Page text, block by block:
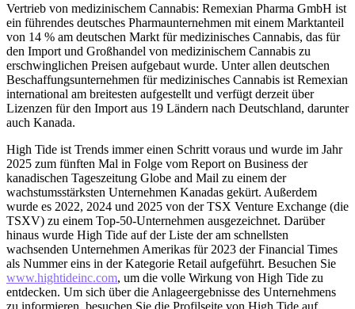
Vertrieb von medizinischem Cannabis: Remexian Pharma GmbH ist
ein führendes deutsches Pharmaunternehmen mit einem Marktanteil
von 14 % am deutschen Markt für medizinisches Cannabis, das für
den Import und Großhandel von medizinischem Cannabis zu
erschwinglichen Preisen aufgebaut wurde. Unter allen deutschen
Beschaffungsunternehmen für medizinisches Cannabis ist Remexian
international am breitesten aufgestellt und verfügt derzeit über
Lizenzen für den Import aus 19 Ländern nach Deutschland, darunter
auch Kanada.
High Tide ist Trends immer einen Schritt voraus und wurde im Jahr
2025 zum fünften Mal in Folge vom Report on Business der
kanadischen Tageszeitung Globe and Mail zu einem der
wachstumsstärksten Unternehmen Kanadas gekürt. Außerdem
wurde es 2022, 2024 und 2025 von der TSX Venture Exchange (die
TSXV) zu einem Top-50-Unternehmen ausgezeichnet. Darüber
hinaus wurde High Tide auf der Liste der am schnellsten
wachsenden Unternehmen Amerikas für 2023 der Financial Times
als Nummer eins in der Kategorie Retail aufgeführt. Besuchen Sie
www.hightideinc.com, um die volle Wirkung von High Tide zu
entdecken. Um sich über die Anlageergebnisse des Unternehmens
zu informieren, besuchen Sie die Profilseite von High Tide auf